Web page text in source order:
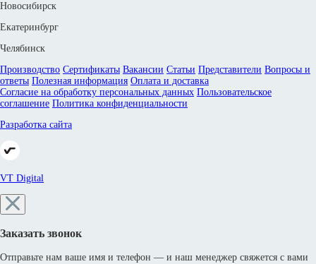
Новосибирск
Екатеринбург
Челябинск
Производство Сертификаты Вакансии Статьи Представители Вопросы и
ответы Полезная информация Оплата и доставка
Согласие на обработку персональных данных Пользовательское
соглашение Политика конфиденциальности
Разработка сайта
VT Digital
Заказать звонок
Отправьте нам ваше имя и телефон — и наш менеджер свяжется с вами